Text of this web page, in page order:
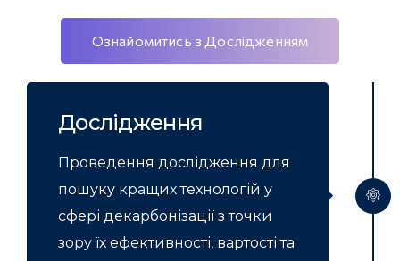
Ознайомитись з Дослідженням
Дослідження
Проведення дослідження для
пошуку кращих технологій у
сфері декарбонізації з точки
зору їх ефективності, вартості та